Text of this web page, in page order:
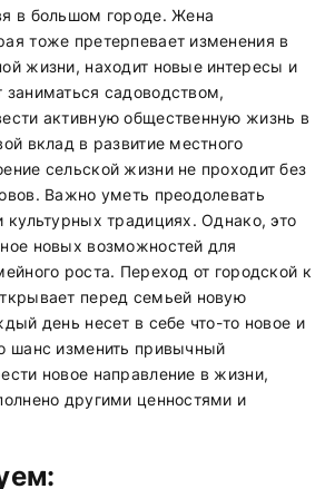
в большом городе. Жена
тоже претерпевает изменения в
жизни, находит новые интересы и
садоводством,
активную общественную жизнь в
вклад в развитие местного
сельской жизни не проходит без
Важно уметь преодолевать
культурных традициях. Однако, это
новых возможностей для
роста. Переход от городской к
перед семьей новую
день несет в себе что-то новое и
шанс изменить привычный
новое направление в жизни,
другими ценностями и